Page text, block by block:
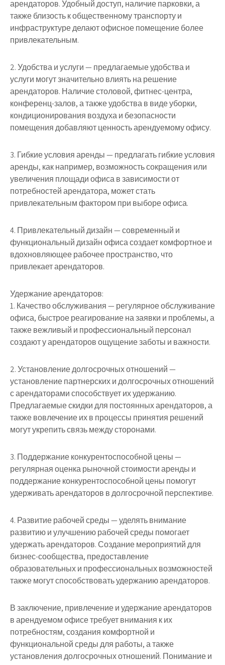
арендаторов. Удобный доступ, наличие парковки, а
также близость к общественному транспорту и
инфраструктуре делают офисное помещение более
привлекательным.
2. Удобства и услуги — предлагаемые удобства и
услуги могут значительно влиять на решение
арендаторов. Наличие столовой, фитнес-центра,
конференц-залов, а также удобства в виде уборки,
кондиционирования воздуха и безопасности
помещения добавляют ценность арендуемому офису.
3. Гибкие условия аренды — предлагать гибкие условия
аренды, как например, возможность сокращения или
увеличения площади офиса в зависимости от
потребностей арендатора, может стать
привлекательным фактором при выборе офиса.
4. Привлекательный дизайн — современный и
функциональный дизайн офиса создает комфортное и
вдохновляющее рабочее пространство, что
привлекает арендаторов.
Удержание арендаторов:
1. Качество обслуживания — регулярное обслуживание
офиса, быстрое реагирование на заявки и проблемы, а
также вежливый и профессиональный персонал
создают у арендаторов ощущение заботы и важности.
2. Установление долгосрочных отношений —
установление партнерских и долгосрочных отношений
с арендаторами способствует их удержанию.
Предлагаемые скидки для постоянных арендаторов, а
также вовлечение их в процессы принятия решений
могут укрепить связь между сторонами.
3. Поддержание конкурентоспособной цены —
регулярная оценка рыночной стоимости аренды и
поддержание конкурентоспособной цены помогут
удерживать арендаторов в долгосрочной перспективе.
4. Развитие рабочей среды — уделять внимание
развитию и улучшению рабочей среды помогает
удержать арендаторов. Создание мероприятий для
бизнес-сообщества, предоставление
образовательных и профессиональных возможностей
также могут способствовать удержанию арендаторов.
В заключение, привлечение и удержание арендаторов
в арендуемом офисе требует внимания к их
потребностям, создания комфортной и
функциональной среды для работы, а также
установления долгосрочных отношений. Понимание и